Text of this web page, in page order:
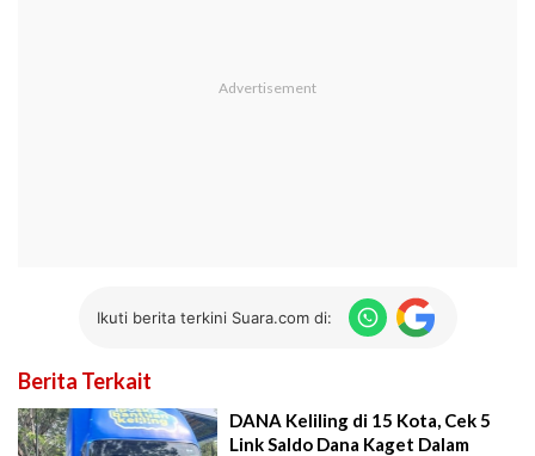
Ikuti berita terkini Suara.com di:
Berita Terkait
DANA Keliling di 15 Kota, Cek 5
Link Saldo Dana Kaget Dalam